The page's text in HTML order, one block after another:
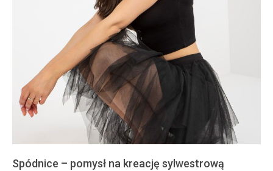
Spódnice – pomysł na kreację sylwestrową